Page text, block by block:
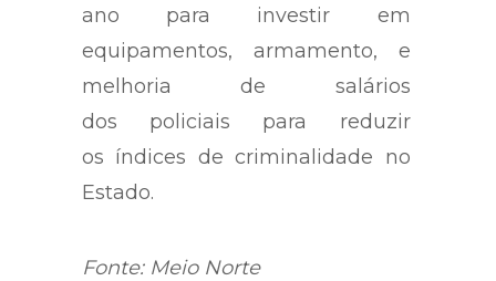
ano para investir em
equipamentos, armamento, e
melhoria de salários
dos policiais para reduzir
os índices de criminalidade no
Estado.
Fonte: Meio Norte